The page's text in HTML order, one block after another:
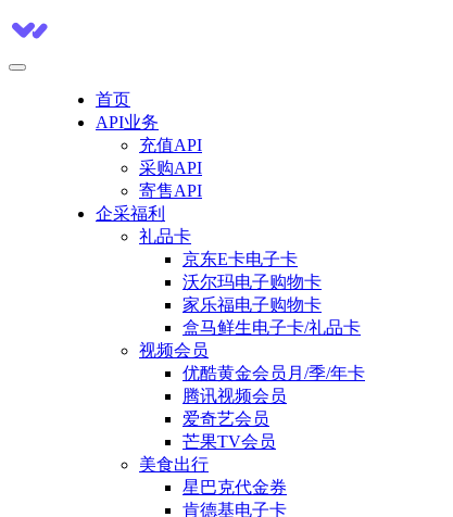
首页
API业务
充值API
采购API
寄售API
企采福利
礼品卡
京东E卡电子卡
沃尔玛电子购物卡
家乐福电子购物卡
盒马鲜生电子卡/礼品卡
视频会员
优酷黄金会员月/季/年卡
腾讯视频会员
爱奇艺会员
芒果TV会员
美食出行
星巴克代金券
肯德基电子卡